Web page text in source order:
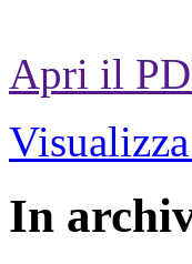
Apri il
In